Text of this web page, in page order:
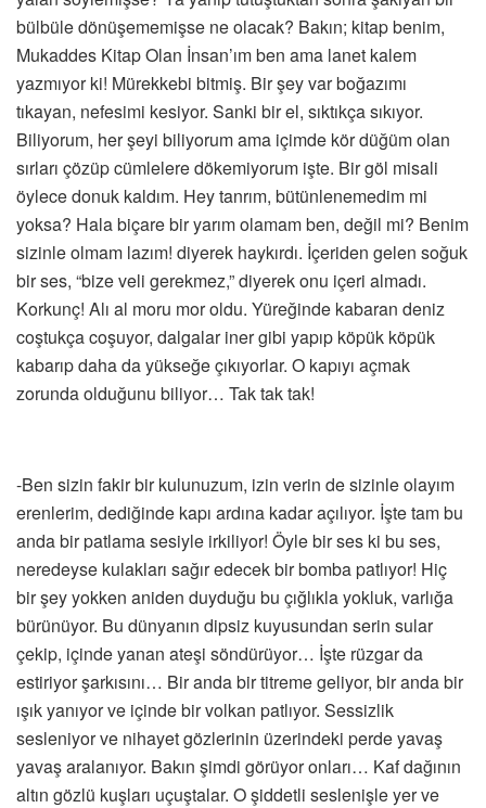
bülbüle dönüşememişse ne olacak? Bakın; kitap benim,
Mukaddes Kitap Olan İnsan’ım ben ama lanet kalem
yazmıyor ki! Mürekkebi bitmiş. Bir şey var boğazımı
tıkayan, nefesimi kesiyor. Sanki bir el, sıktıkça sıkıyor.
Biliyorum, her şeyi biliyorum ama içimde kör düğüm olan
sırları çözüp cümlelere dökemiyorum işte. Bir göl misali
öylece donuk kaldım. Hey tanrım, bütünlenemedim mi
yoksa? Hala biçare bir yarım olamam ben, değil mi? Benim
sizinle olmam lazım! diyerek haykırdı. İçeriden gelen soğuk
bir ses, “bize veli gerekmez,” diyerek onu içeri almadı.
Korkunç! Alı al moru mor oldu. Yüreğinde kabaran deniz
coştukça coşuyor, dalgalar iner gibi yapıp köpük köpük
kabarıp daha da yükseğe çıkıyorlar. O kapıyı açmak
zorunda olduğunu biliyor… Tak tak tak!
-Ben sizin fakir bir kulunuzum, izin verin de sizinle olayım
erenlerim, dediğinde kapı ardına kadar açılıyor. İşte tam bu
anda bir patlama sesiyle irkiliyor! Öyle bir ses ki bu ses,
neredeyse kulakları sağır edecek bir bomba patlıyor! Hiç
bir şey yokken aniden duyduğu bu çığlıkla yokluk, varlığa
bürünüyor. Bu dünyanın dipsiz kuyusundan serin sular
çekip, içinde yanan ateşi söndürüyor… İşte rüzgar da
estiriyor şarkısını… Bir anda bir titreme geliyor, bir anda bir
ışık yanıyor ve içinde bir volkan patlıyor. Sessizlik
sesleniyor ve nihayet gözlerinin üzerindeki perde yavaş
yavaş aralanıyor. Bakın şimdi görüyor onları… Kaf dağının
altın gözlü kuşları uçuştalar. O şiddetli seslenişle yer ve